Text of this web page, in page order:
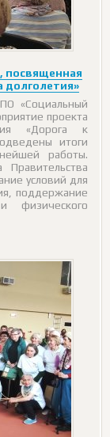
посвященная
долголетия»
«Социальный
проекта
«Дорога к
итоги
работы.
условий для
поддержание
физического